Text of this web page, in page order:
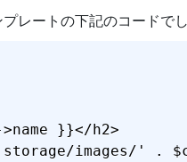
レートの下記のコードでし
}}</h2>
images/' .